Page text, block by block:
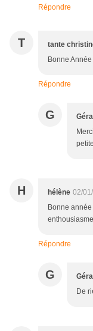
Répondre
T tante
Bonne
Répondre
G
H hélène 02/
Bonne
Répondre
G
De